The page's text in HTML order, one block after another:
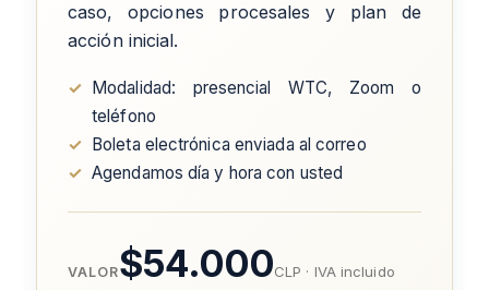
caso, opciones procesales y plan de
acción inicial.
✓ Modalidad: presencial WTC, Zoom o
teléfono
✓ Boleta electrónica enviada al correo
✓ Agendamos día y hora con usted
VALOR$54.000CLP · IVA incluido